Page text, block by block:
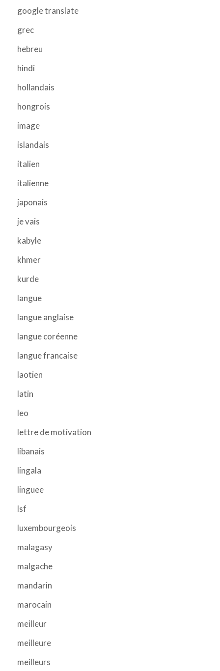
google translate
grec
hebreu
hindi
hollandais
hongrois
image
islandais
italien
italienne
japonais
je vais
kabyle
khmer
kurde
langue
langue anglaise
langue coréenne
langue francaise
laotien
latin
leo
lettre de motivation
libanais
lingala
linguee
lsf
luxembourgeois
malagasy
malgache
mandarin
marocain
meilleur
meilleure
meilleurs